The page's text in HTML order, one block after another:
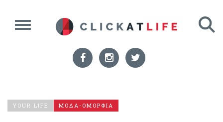
YOUR LIFE ΜΟΔΑ-ΟΜΟΡΦΙΑ